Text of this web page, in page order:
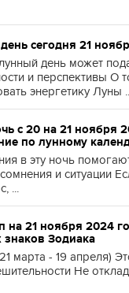
сегодня 21
день может
и перспективы О
энергетику Луны
с 20 на 21 ноября
по лунному
в эту ночь
и ситуации
...
на 21 ноября 2024
знаков Зодиака
марта - 19 апреля)
Не